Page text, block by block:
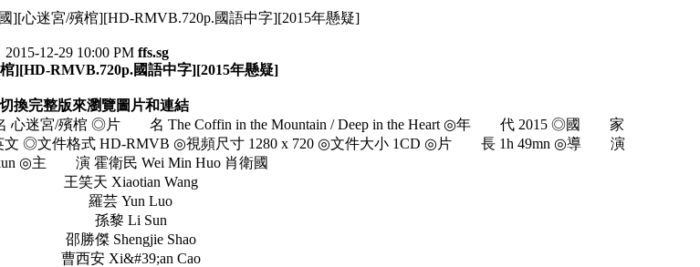
][心迷宮/殯棺][HD-RMVB.720p.國語中字][2015年懸疑]
2015-12-29 10:00 PM ffs.sg
][HD-RMVB.720p.國語中字][2015年懸疑]
換完整版來瀏覽圖片和連結
心迷宮/殯棺 ◎片 名 The Coffin in the Mountain / Deep in the Heart ◎年 代 2015 ◎國 家
件格式 HD-RMVB ◎視頻尺寸 1280 x 720 ◎文件大小 1CD ◎片 長 1h 49mn ◎導 演
◎主 演 霍衛民 Wei Min Huo 肖衛國
笑天 Xiaotian Wang
羅芸 Yun Luo
孫黎 Li Sun
勝傑 Shengjie Shao
西安 Xi&#39;an Cao